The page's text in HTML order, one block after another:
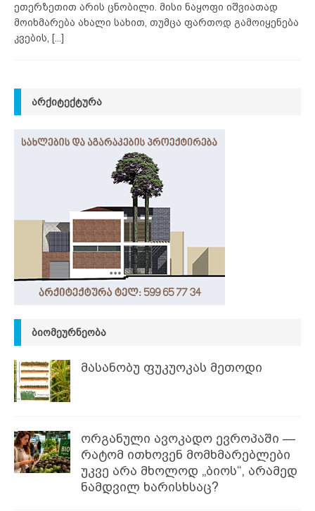
ეთერზეთით არის ცნობილი. მისი ნაყოფი იშვიათად
მოიხმარება ახალი სახით, თუმცა ფართოდ გამოიყენება
კვების,
[...]
ᲐᲠᲥᲘᲢᲔᲥᲢᲣᲠᲐ
ᲑᲘᲝᲛᲔᲣᲠᲜᲔᲝᲑᲐ
მასანობუ ფუკუოკას მეთოდი
ორგანული ავოკადო ევროპაში —
რატომ ითხოვენ მომხმარებლები
უკვე არა მხოლოდ „ბიოს“, არამედ
ნამდვილ ხარისხსაც?